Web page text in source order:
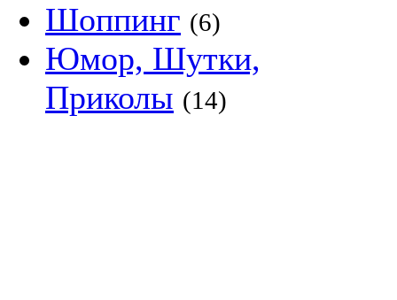
Шоппинг (6)
Юмор, Шутки,
Приколы (14)